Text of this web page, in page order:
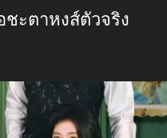
ะตาหงส์ตัวจริง